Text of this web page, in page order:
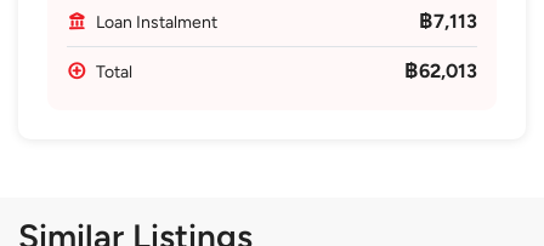
Loan Instalment ฿7,113
Total ฿62,013
Similar Listings